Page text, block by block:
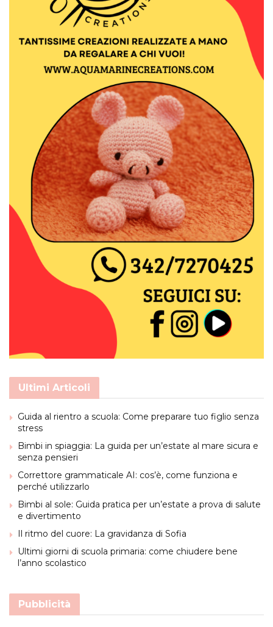
Ultimi Articoli
Guida al rientro a scuola: Come preparare tuo figlio senza
stress
Bimbi in spiaggia: La guida per un’estate al mare sicura e
senza pensieri
Correttore grammaticale AI: cos’è, come funziona e
perché utilizzarlo
Bimbi al sole: Guida pratica per un’estate a prova di salute
e divertimento
Il ritmo del cuore: La gravidanza di Sofia
Ultimi giorni di scuola primaria: come chiudere bene
l’anno scolastico
Pubblicità